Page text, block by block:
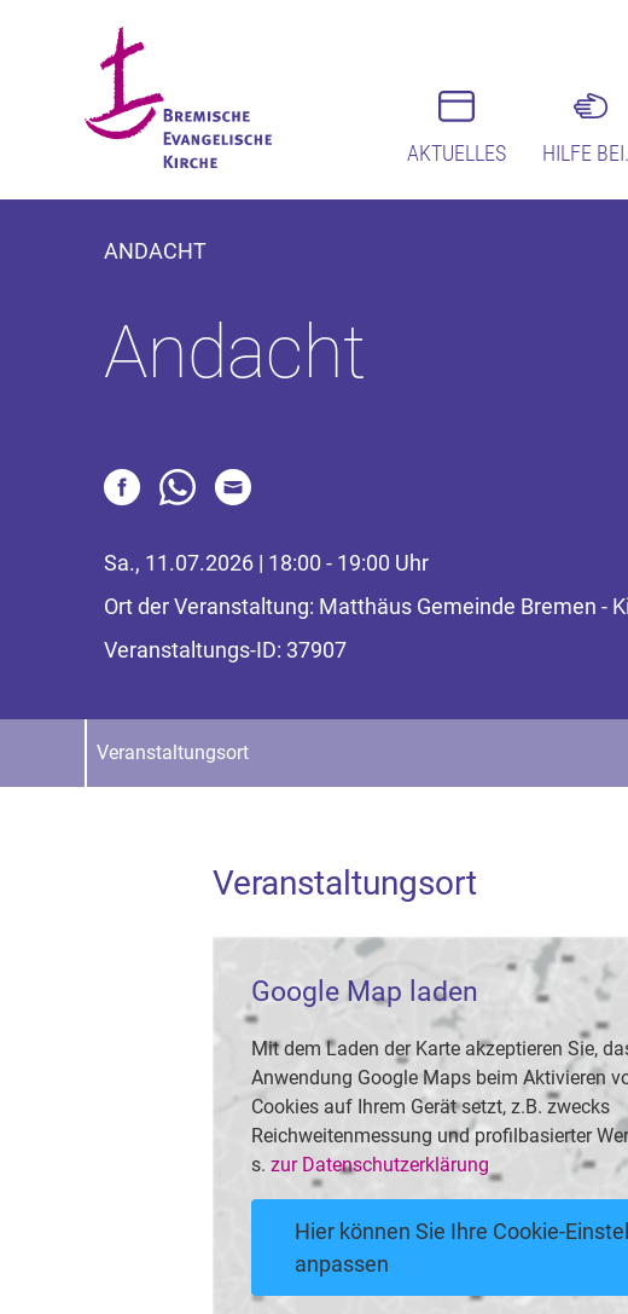
AKTUELLES HILFE
ANDACHT
Andacht
Sa., 11.07.2026 | 18:00 - 19:00 Uhr
Ort der Veranstaltung: Matthäus Gemeinde Bremen -
Veranstaltungs-ID: 37907
Veranstaltungsort
Veranstaltungsort
Google Map laden
Mit dem Laden der Karte akzeptieren Sie,
Anwendung Google Maps beim Aktivieren
Cookies auf Ihrem Gerät setzt, z.B. zwecks
Reichweitenmessung und profilbasierter
s. zur Datenschutzerklärung
Hier können Sie Ihre Cookie-
anpassen